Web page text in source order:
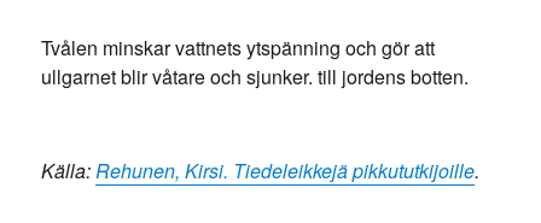
Tvålen minskar vattnets ytspänning och gör att
ullgarnet blir våtare och sjunker. till jordens botten.
Källa:Rehunen, Kirsi. Tiedeleikkejä pikkututkijoille.